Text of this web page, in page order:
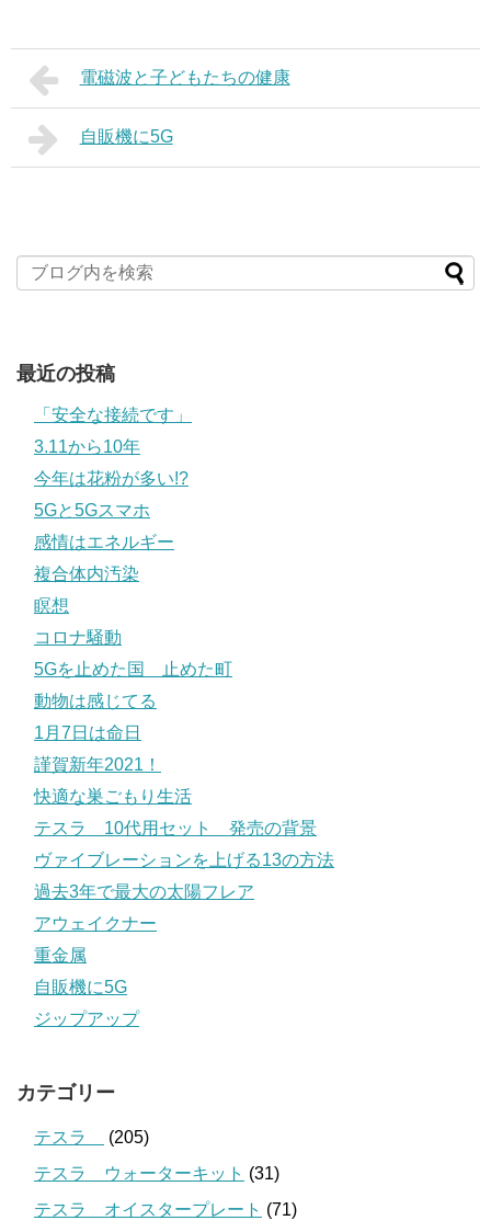
電磁波と子どもたちの健康
自販機に5G
最近の投稿
「安全な接続です」
3.11から10年
今年は花粉が多い!?
5Gと5Gスマホ
感情はエネルギー
複合体内汚染
瞑想
コロナ騒動
5Gを止めた国 止めた町
動物は感じてる
1月7日は命日
謹賀新年2021！
快適な巣ごもり生活
テスラ 10代用セット 発売の背景
ヴァイブレーションを上げる13の方法
過去3年で最大の太陽フレア
アウェイクナー
重金属
自販機に5G
ジップアップ
カテゴリー
テスラ
(205)
テスラ ウォーターキット (31)
テスラ オイスタープレート (71)